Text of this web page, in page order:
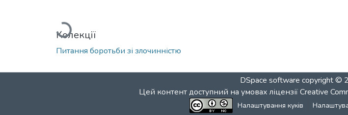
Вантажиться...
Колекції
Питання боротьби зі злочинністю
DSpace software copyright ©
Цей контент доступний на умовах ліцензіїCreative
Налаштування куків